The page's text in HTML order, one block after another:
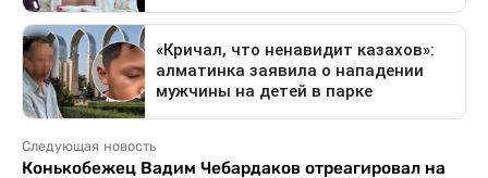
Следующая новость
Конькобежец Вадим Чебардаков отреагировал на